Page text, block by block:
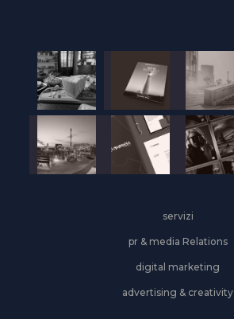
servizi
pr & media Relations
digital marketing
advertising & creativity